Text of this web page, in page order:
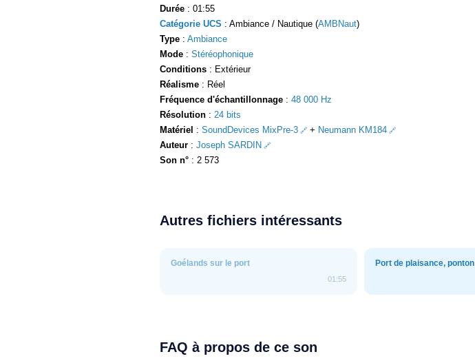
Durée : 01:55
Catégorie UCS : Ambiance / Nautique (AMBNaut)
Type : Ambiance
Mode : Stéréophonique
Conditions : Extérieur
Réalisme : Réel
Fréquence d'échantillonnage : 48 000 Hz
Résolution : 24 bits
Matériel : SoundDevices MixPre-3 + Neumann KM184
Auteur : Joseph SARDIN
Son n° : 2 573
Autres fichiers intéressants
Goélands sur le port
01:55
Port de plaisance, ponton
FAQ à propos de ce son